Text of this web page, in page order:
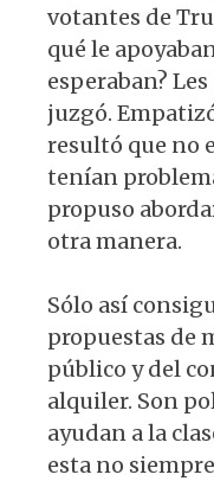
votantes de
qué le
esperaban?
juzgó.
resultó que no
tenían
propuso
otra manera.
Sólo así
propuestas de
público y del
alquiler. Son
ayudan a la
esta no